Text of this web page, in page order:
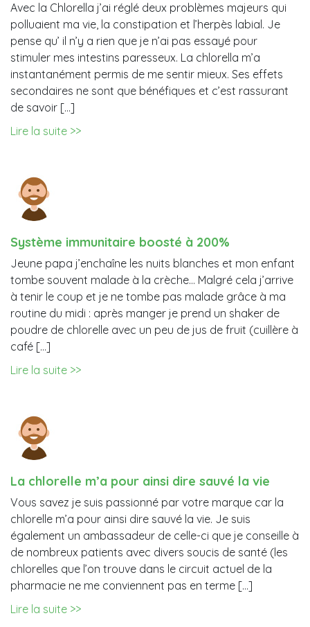
Avec la Chlorella j’ai réglé deux problèmes majeurs qui
polluaient ma vie, la constipation et l’herpès labial. Je
pense qu’ il n’y a rien que je n’ai pas essayé pour
stimuler mes intestins paresseux. La chlorella m’a
instantanément permis de me sentir mieux. Ses effets
secondaires ne sont que bénéfiques et c’est rassurant
de savoir […]
Lire la suite >>
Système immunitaire boosté à 200%
Jeune papa j’enchaîne les nuits blanches et mon enfant
tombe souvent malade à la crèche… Malgré cela j’arrive
à tenir le coup et je ne tombe pas malade grâce à ma
routine du midi : après manger je prend un shaker de
poudre de chlorelle avec un peu de jus de fruit (cuillère à
café […]
Lire la suite >>
La chlorelle m’a pour ainsi dire sauvé la vie
Vous savez je suis passionné par votre marque car la
chlorelle m’a pour ainsi dire sauvé la vie. Je suis
également un ambassadeur de celle-ci que je conseille à
de nombreux patients avec divers soucis de santé (les
chlorelles que l’on trouve dans le circuit actuel de la
pharmacie ne me conviennent pas en terme […]
Lire la suite >>